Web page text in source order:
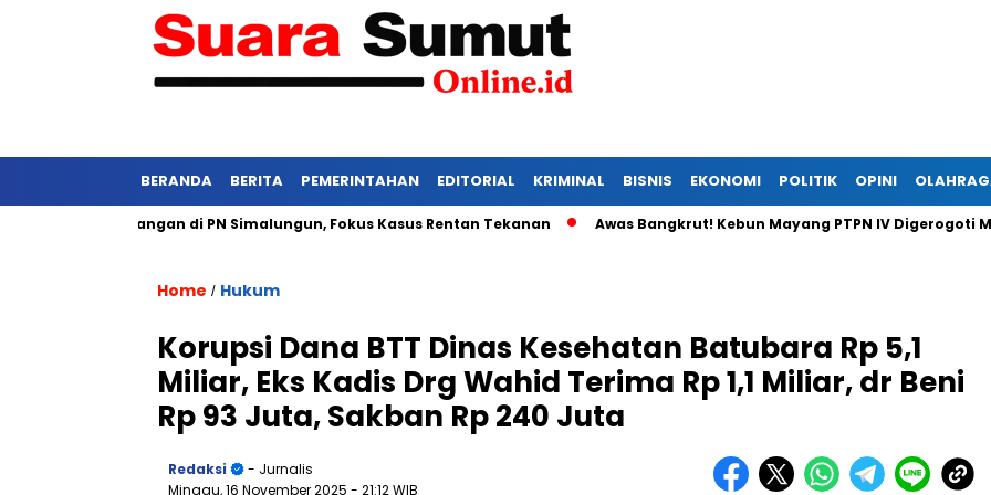
BERANDA BERITA PEMERINTAHAN EDITORIAL KRIMINAL BISNIS EKONOMI POLITIK OPINI
Persidangan di PN Simalungun, Fokus Kasus Rentan Tekanan Awas Bangkrut! Kebun Mayang PTPN IV Digerogoti Maling,
Home / Hukum
Korupsi Dana BTT Dinas Kesehatan Batubara Rp 5,1
Miliar, Eks Kadis Drg Wahid Terima Rp 1,1 Miliar, dr Beni
Rp 93 Juta, Sakban Rp 240 Juta
Redaksi
- Jurnalis
Minggu, 16 November 2025 - 21:12 WIB